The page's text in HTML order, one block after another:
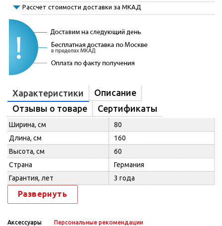
Рассчет стоимости доставки за МКАД
Характеристики
Описание
Отзывы о товаре
Сертификаты
Ширина, см
80
Длина, см
160
Высота, см
60
Страна
Германия
Гарантия, лет
3 года
Развернуть
Аксессуары Персональные рекомендации